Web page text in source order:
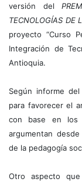
versión del
TECNOLOGÍAS DE
proyecto “Curso
Integración de
Antioquia.
Según informe
para favorecer el
con base en los
argumentan
de la pedagogía
Otro aspecto